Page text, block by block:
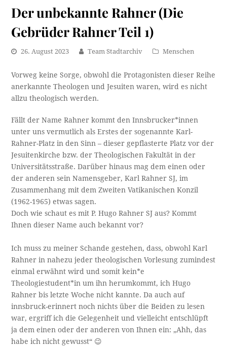
Der unbekannte Rahner (Die
Gebrüder Rahner Teil 1)
26. August 2023 Team Stadtarchiv Menschen
Vorweg keine Sorge, obwohl die Protagonisten dieser Reihe
anerkannte Theologen und Jesuiten waren, wird es nicht
allzu theologisch werden.
Fällt der Name Rahner kommt den Innsbrucker*innen
unter uns vermutlich als Erstes der sogenannte Karl-
Rahner-Platz in den Sinn – dieser gepflasterte Platz vor der
Jesuitenkirche bzw. der Theologischen Fakultät in der
Universitätsstraße. Darüber hinaus mag dem einen oder
der anderen sein Namensgeber, Karl Rahner SJ, im
Zusammenhang mit dem Zweiten Vatikanischen Konzil
(1962-1965) etwas sagen.
Doch wie schaut es mit P. Hugo Rahner SJ aus? Kommt
Ihnen dieser Name auch bekannt vor?
Ich muss zu meiner Schande gestehen, dass, obwohl Karl
Rahner in nahezu jeder theologischen Vorlesung zumindest
einmal erwähnt wird und somit kein*e
Theologiestudent*in um ihn herumkommt, ich Hugo
Rahner bis letzte Woche nicht kannte. Da auch auf
innsbruck-erinnert noch nichts über die Beiden zu lesen
war, ergriff ich die Gelegenheit und vielleicht entschlüpft
ja dem einen oder der anderen von Ihnen ein: „Ahh, das
habe ich nicht gewusst“ 😉